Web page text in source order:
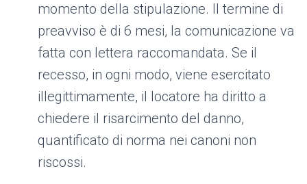
momento della stipulazione. Il termine di
preavviso è di 6 mesi, la comunicazione va
fatta con lettera raccomandata. Se il
recesso, in ogni modo, viene esercitato
illegittimamente, il locatore ha diritto a
chiedere il risarcimento del danno,
quantificato di norma nei canoni non
riscossi.